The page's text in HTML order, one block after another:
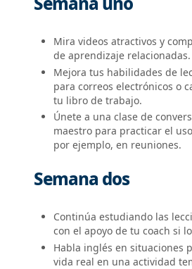
Mira videos atractivos y
de aprendizaje relacionadas.
Mejora tus habilidades de
para correos electrónicos o
tu libro de trabajo.
Únete a una clase de
maestro para practicar el
por ejemplo, en reuniones.
Semana dos
Continúa estudiando las
con el apoyo de tu coach si
Habla inglés en situaciones
vida real en una actividad